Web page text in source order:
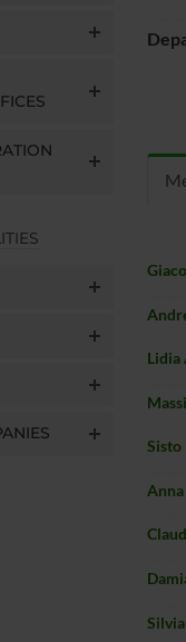
Lidia
Sisto